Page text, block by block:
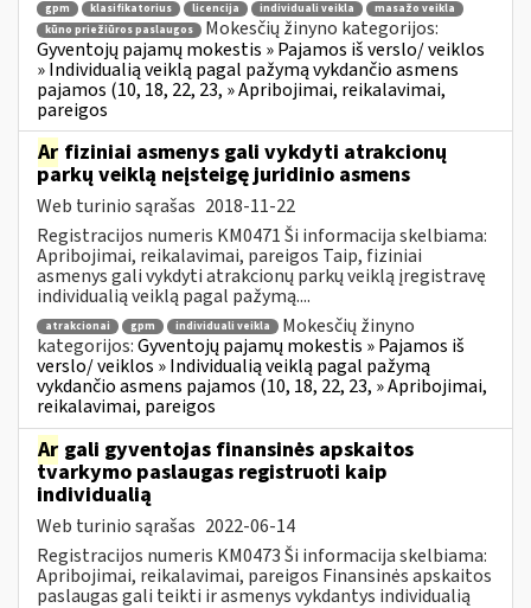
gpm klasifikatorius licencija individuali veikla
masažo veikla
kūno priežiūros paslaugos
Mokesčių žinyno kategorijos:
Gyventojų pajamų mokestis » Pajamos iš verslo/ veiklos
» Individualią veiklą pagal pažymą vykdančio asmens
pajamos (10, 18, 22, 23, » Apribojimai, reikalavimai,
pareigos
Ar fiziniai asmenys gali vykdyti atrakcionų
parkų veiklą neįsteigę juridinio asmens
Web turinio sąrašas 2018-11-22
Registracijos numeris KM0471 Ši informacija skelbiama:
Apribojimai, reikalavimai, pareigos Taip, fiziniai
asmenys gali vykdyti atrakcionų parkų veiklą įregistravę
individualią veiklą pagal pažymą....
atrakcionai gpm individuali veikla
Mokesčių žinyno
kategorijos:Gyventojų pajamų mokestis » Pajamos iš
verslo/ veiklos » Individualią veiklą pagal pažymą
vykdančio asmens pajamos (10, 18, 22, 23, » Apribojimai,
reikalavimai, pareigos
Ar gali gyventojas finansinės apskaitos
tvarkymo paslaugas registruoti kaip
individualią
Web turinio sąrašas 2022-06-14
Registracijos numeris KM0473 Ši informacija skelbiama:
Apribojimai, reikalavimai, pareigos Finansinės apskaitos
paslaugas gali teikti ir asmenys vykdantys individualią